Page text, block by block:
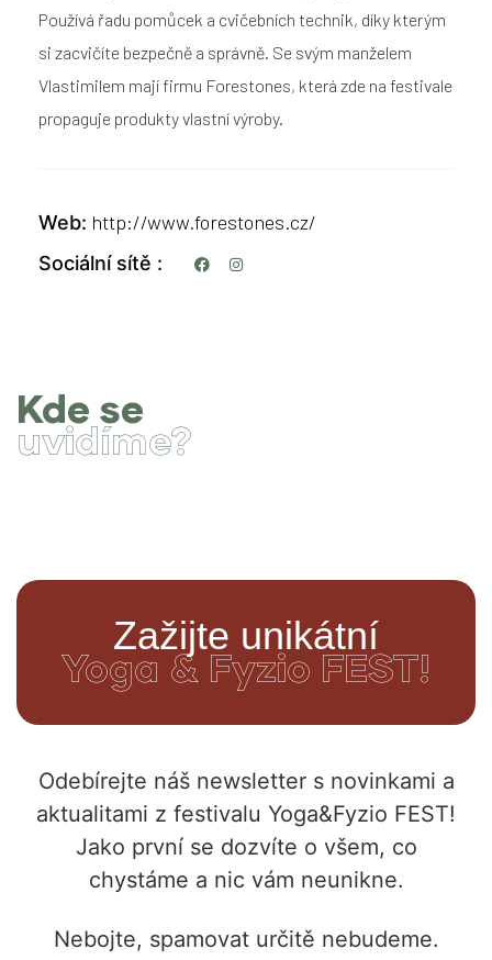
Používá řadu pomůcek a cvičebních technik, díky kterým
si zacvičíte bezpečně a správně. Se svým manželem
Vlastimilem mají firmu Forestones, která zde na festivale
propaguje produkty vlastní výroby.
Web http://www.forestones.cz/
Sociální sítě
Kde se
uvidíme?
Zažijte unikátní
Yoga & Fyzio FEST!
Odebírejte náš newsletter s novinkami a
aktualitami z festivalu Yoga&Fyzio FEST!
Jako první se dozvíte o všem, co
chystáme a nic vám neunikne.
Nebojte, spamovat určitě nebudeme.